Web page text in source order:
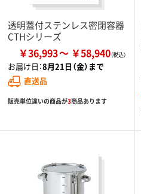
透明蓋付ステンレス密閉容器
CTHシリーズ
￥36,993 ￥58,940
お届け日：8月21日（金）まで
直送品
販売単位違いの商品が3商品あります